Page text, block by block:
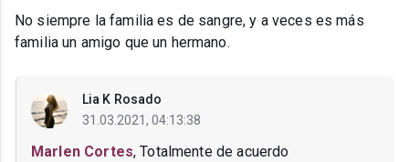
No siempre la familia es de sangre, y a veces es más
familia un amigo que un hermano.
Lia K Rosado
31.03.2021, 04:13:38
Marlen Cortes, Totalmente de acuerdo